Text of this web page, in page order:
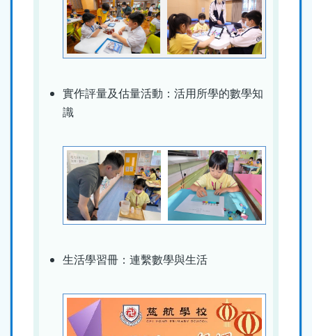
實作評量及估量活動：活用所學的數學知
識
生活學習冊：連繫數學與生活